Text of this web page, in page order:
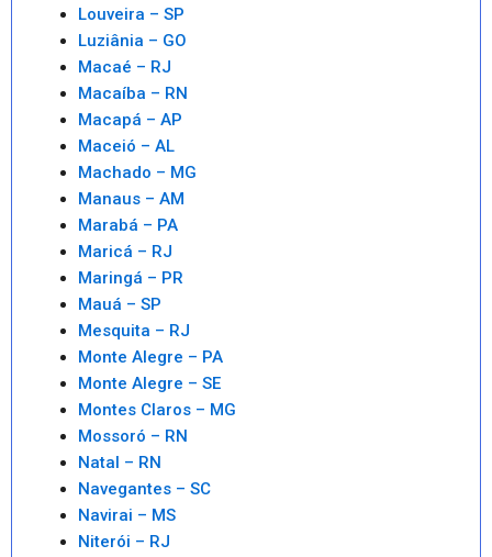
Louveira – SP
Luziânia – GO
Macaé – RJ
Macaíba – RN
Macapá – AP
Maceió – AL
Machado – MG
Manaus – AM
Marabá – PA
Maricá – RJ
Maringá – PR
Mauá – SP
Mesquita – RJ
Monte Alegre – PA
Monte Alegre – SE
Montes Claros – MG
Mossoró – RN
Natal – RN
Navegantes – SC
Navirai – MS
Niterói – RJ